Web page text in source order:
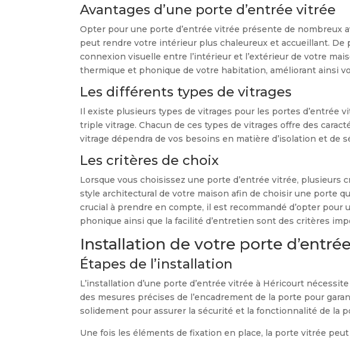
Avantages d’une porte d’entrée vitrée
Opter pour une porte d’entrée vitrée présente de nombreux
peut rendre votre intérieur plus chaleureux et accueillant.
connexion visuelle entre l’intérieur et l’extérieur de votre
thermique et phonique de votre habitation, améliorant ainsi
Les différents types de vitrages
Il existe plusieurs types de vitrages pour les portes d’entrée
triple vitrage. Chacun de ces types de vitrages offre des
vitrage dépendra de vos besoins en matière d’isolation et de
Les critères de choix
Lorsque vous choisissez une porte d’entrée vitrée,
style architectural de votre maison afin de choisir une porte
crucial à prendre en compte, il est recommandé d’opter pour
phonique ainsi que la facilité d’entretien sont des critères
Installation de votre porte
Étapes de l’installation
L’installation d’une porte d’entrée vitrée à Héricourt
des mesures précises de l’encadrement de la porte pour
solidement pour assurer la sécurité et la fonctionnalité de la
Une fois les éléments de fixation en place, la porte vitrée